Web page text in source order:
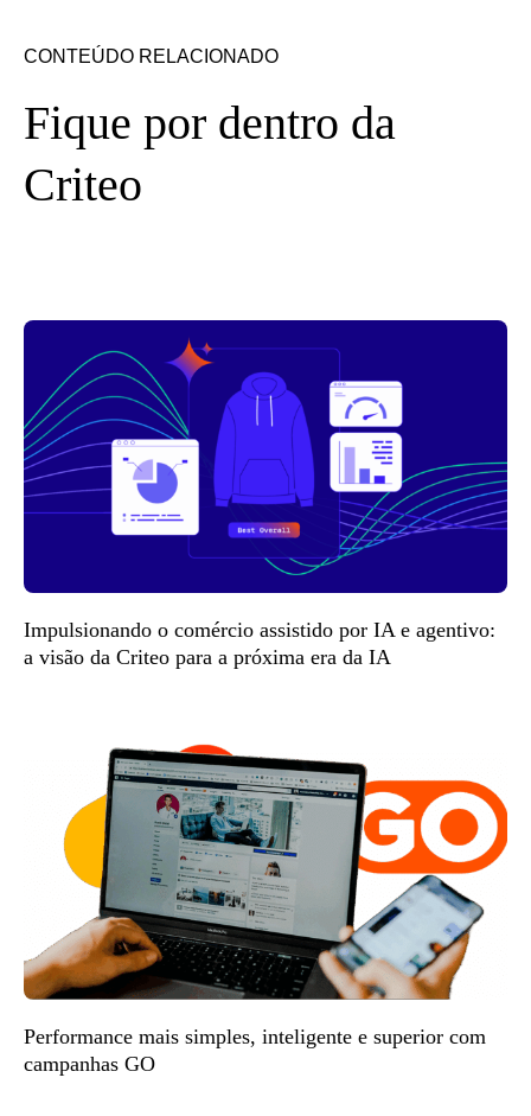
CONTEÚDO RELACIONADO
Fique por dentro da
Criteo
Impulsionando o comércio assistido por IA e agentivo:
a visão da Criteo para a próxima era da IA
Performance mais simples, inteligente e superior com
campanhas GO